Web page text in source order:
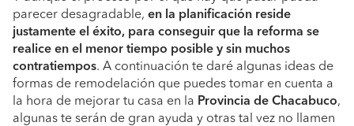
parecer desagradable, en la planificación reside
justamente el éxito, para conseguir que la reforma se
realice en el menor tiempo posible y sin muchos
contratiempos. A continuación te daré algunas ideas de
formas de remodelación que puedes tomar en cuenta a
la hora de mejorar tu casa en la Provincia de Chacabuco,
algunas te serán de gran ayuda y otras tal vez no llamen